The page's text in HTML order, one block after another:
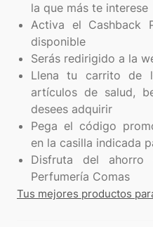
la que más te interese
Activa el Cashback
disponible
Serás redirigido a la
Llena tu carrito de
artículos de salud,
desees adquirir
Pega el código
en la casilla indicada
Disfruta del
Perfumería Comas
Tus mejores productos